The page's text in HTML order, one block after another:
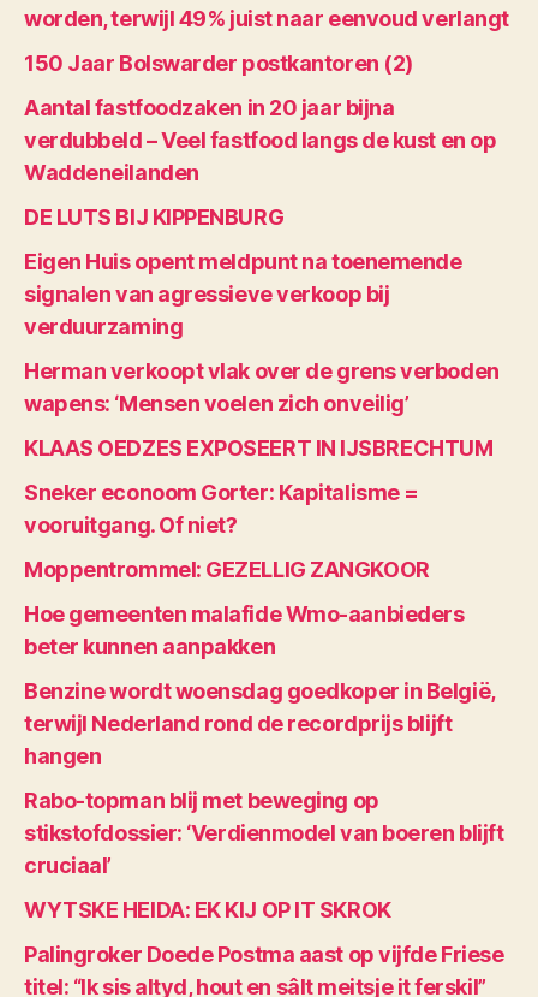
worden, terwijl 49% juist naar eenvoud verlangt
150 Jaar Bolswarder postkantoren (2)
Aantal fastfoodzaken in 20 jaar bijna
verdubbeld – Veel fastfood langs de kust en op
Waddeneilanden
DE LUTS BIJ KIPPENBURG
Eigen Huis opent meldpunt na toenemende
signalen van agressieve verkoop bij
verduurzaming
Herman verkoopt vlak over de grens verboden
wapens: ‘Mensen voelen zich onveilig’
KLAAS OEDZES EXPOSEERT IN IJSBRECHTUM
Sneker econoom Gorter: Kapitalisme =
vooruitgang. Of niet?
Moppentrommel: GEZELLIG ZANGKOOR
Hoe gemeenten malafide Wmo-aanbieders
beter kunnen aanpakken
Benzine wordt woensdag goedkoper in België,
terwijl Nederland rond de recordprijs blijft
hangen
Rabo-topman blij met beweging op
stikstofdossier: ‘Verdienmodel van boeren blijft
cruciaal’
WYTSKE HEIDA: EK KIJ OP IT SKROK
Palingroker Doede Postma aast op vijfde Friese
titel: “Ik sis altyd, hout en sâlt meitsje it ferskil”